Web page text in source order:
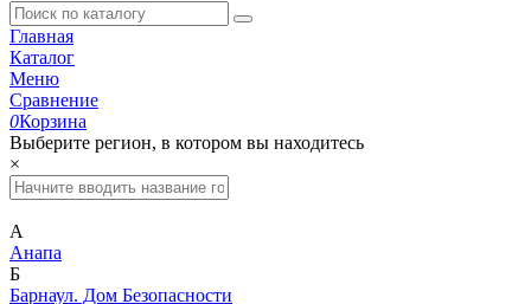
Главная
Каталог
Меню
Сравнение
0Корзина
Выберите регион, в котором вы находитесь
×
А
Анапа
Б
Барнаул. Дом Безопасности